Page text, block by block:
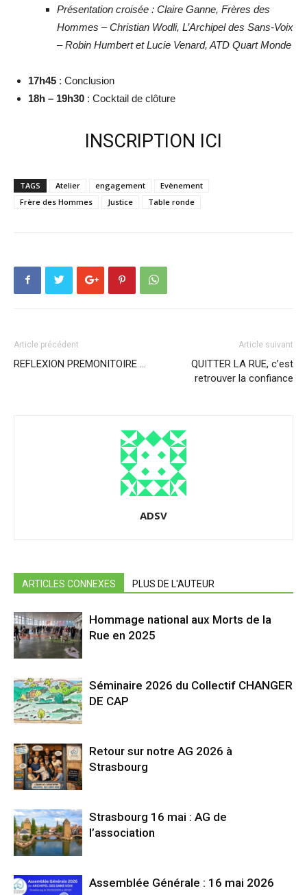
Présentation croisée : Claire Ganne, Frères des
Hommes – Christian Wodli, L’Archipel des Sans-Voix
– Robin Humbert et Lucie Venard, ATD Quart Monde
17h45 : Conclusion
18h – 19h30 : Cocktail de clôture
INSCRIPTION ICI
TAGS Atelier engagement
Evènement
Frère des Hommes
Justice Table ronde
Article précédent
REFLEXION PREMONITOIRE …
Article suivant
QUITTER LA RUE, c’est
retrouver la confiance
ADSV
ARTICLES CONNEXES PLUS DE L'AUTEUR
Hommage national aux Morts de la
Rue en 2025
Séminaire 2026 du Collectif CHANGER
DE CAP
Retour sur notre AG 2026 à
Strasbourg
Strasbourg 16 mai : AG de
l’association
Assemblée Générale : 16 mai 2026